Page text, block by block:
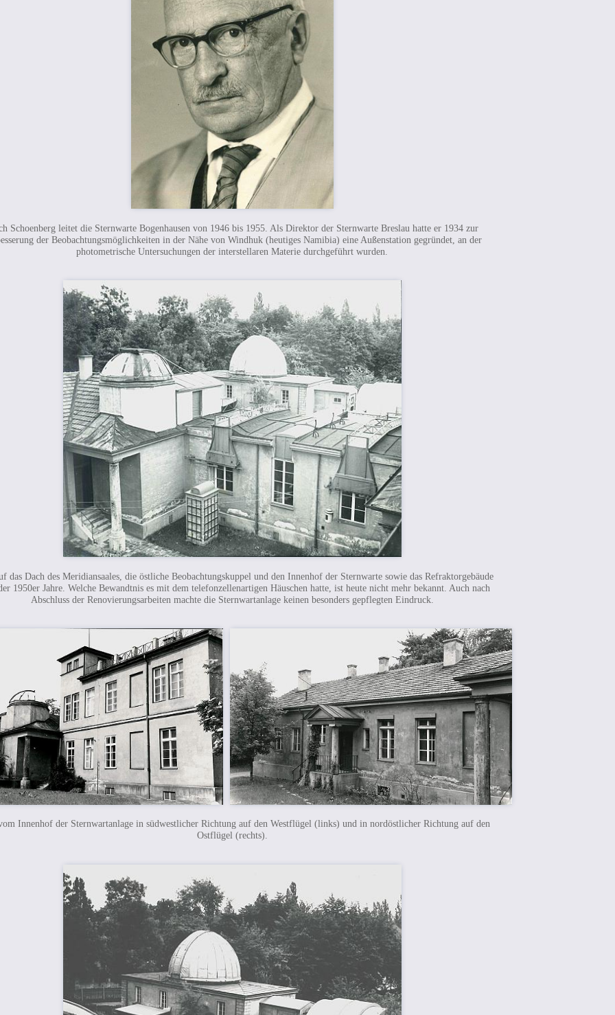
Schoenberg leitet die Sternwarte Bogenhausen von 1946 bis 1955. Als Direktor der Sternwarte Breslau hatte er 1934 zur
der Beobachtungsmöglichkeiten in der Nähe von Windhuk (heutiges Namibia) eine Außenstation gegründet, an der
photometrische Untersuchungen der interstellaren Materie durchgeführt wurden.
das Dach des Meridiansaales, die östliche Beobachtungskuppel und den Innenhof der Sternwarte sowie das Refraktorgebäude
1950er Jahre. Welche Bewandtnis es mit dem telefonzellenartigen Häuschen hatte, ist heute nicht mehr bekannt. Auch nach
Abschluss der Renovierungsarbeiten machte die Sternwartanlage keinen besonders gepflegten Eindruck.
Innenhof der Sternwartanlage in südwestlicher Richtung auf den Westflügel (links) und in nordöstlicher Richtung auf den
Ostflügel (rechts).